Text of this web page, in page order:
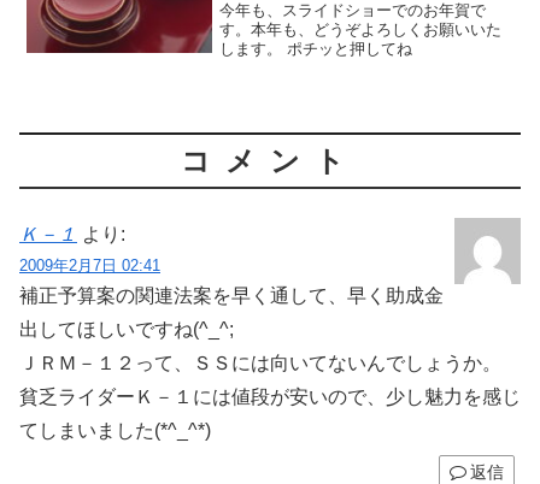
今年も、スライドショーでのお年賀で
す。本年も、どうぞよろしくお願いいた
します。 ポチッと押してね
コメント
Ｋ－１ より:
2009年2月7日 02:41
補正予算案の関連法案を早く通して、早く助成金
出してほしいですね(^_^;
ＪＲＭ－１２って、ＳＳには向いてないんでしょうか。
貧乏ライダーＫ－１には値段が安いので、少し魅力を感じ
てしまいました(*^_^*)
返信